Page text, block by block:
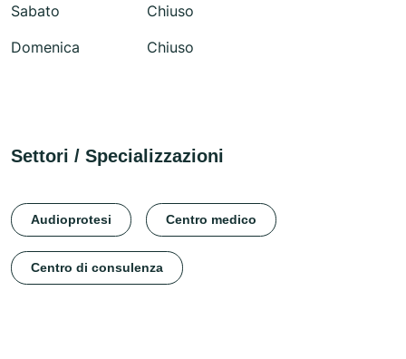
Sabato
Chiuso
Domenica
Chiuso
Settori / Specializzazioni
Audioprotesi Centro medico
Centro di consulenza